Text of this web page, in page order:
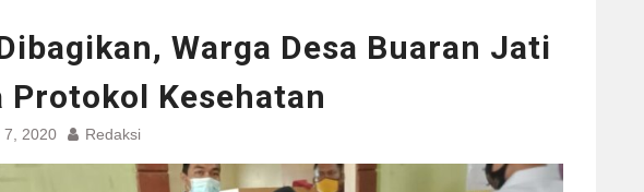
Warga Desa Buaran Jati
Protokol Kesehatan
7, 2020 Redaksi